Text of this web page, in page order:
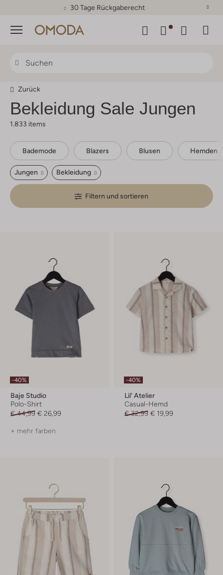
30 Tage Rückgaberecht
Menü
Zurück
Bekleidung Sale Jungen
1.833 items
Bademode Blazers Blusen Hemden
Jungen Bekleidung
Filtern und sortieren
-40%
Baje Studio
Polo-Shirt
€ 44,99 € 26,99
+ mehr farben
-40%
Lil' Atelier
Casual-Hemd
€ 32,99 € 19,99